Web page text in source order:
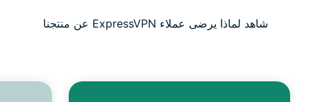
شاهد لماذا يرضى عملاء ExpressVPN عن منتجنا